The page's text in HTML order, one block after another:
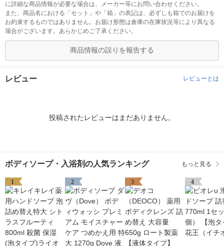
に詳細な商品情報が必要な場合は、メーカー等にお問い合わせください。
また、商品名における「セット」や「箱」の表記は、必ずしも箱でのお届けを
お約束するものではありません。お届け形態は倉庫の在庫状況等により異なる
場合がございます。あらかじめご了承ください。
商品情報の誤りを報告する
レビュー レビューとは
投稿されたレビューはまだありません。
ボディソープ・入浴剤の人気ランキング もっと見る
1 2 3 4